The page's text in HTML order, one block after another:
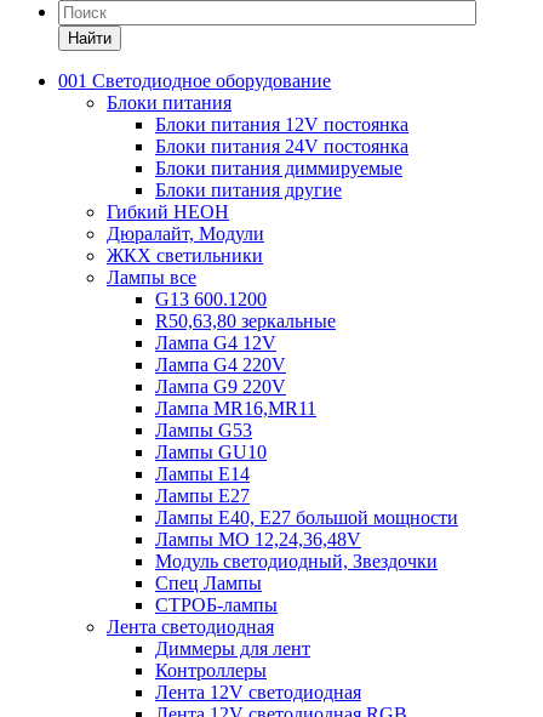
Найти
001 Светодиодное оборудование
Блоки питания
Блоки питания 12V постоянка
Блоки питания 24V постоянка
Блоки питания диммируемые
Блоки питания другие
Гибкий НЕОН
Дюралайт, Модули
ЖКХ светильники
Лампы все
G13 600.1200
R50,63,80 зеркальные
Лампа G4 12V
Лампа G4 220V
Лампа G9 220V
Лампа MR16,MR11
Лампы G53
Лампы GU10
Лампы Е14
Лампы Е27
Лампы Е40, Е27 большой мощности
Лампы МО 12,24,36,48V
Модуль светодиодный, Звездочки
Спец Лампы
СТРОБ-лампы
Лента светодиодная
Диммеры для лент
Контроллеры
Лента 12V светодиодная